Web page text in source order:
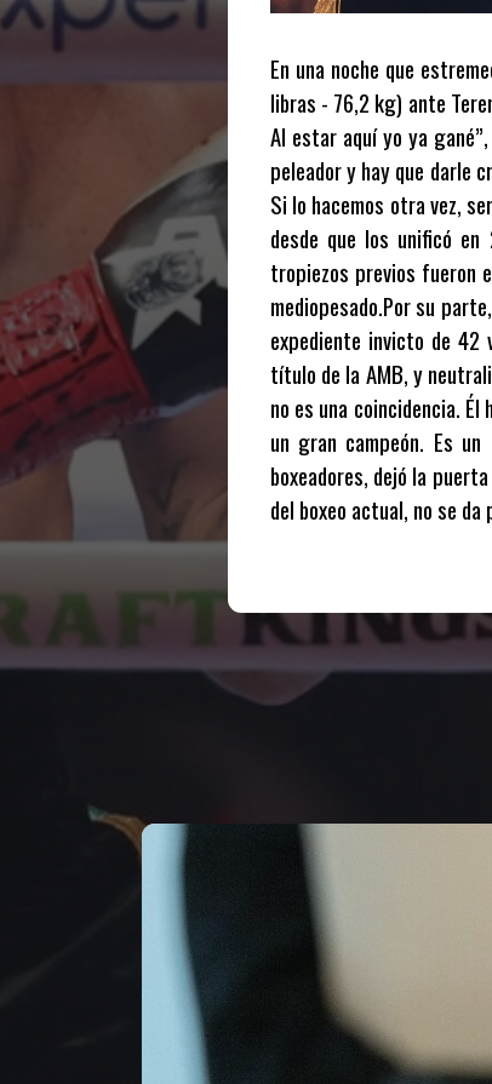
En una noche que
libras - 76,2 kg) ante
Al estar aquí yo ya
peleador y hay que darle
Si lo hacemos otra vez,
desde que los unificó
tropiezos previos fueron
mediopesado.Por su
expediente invicto de
título de la AMB, y
no es una coincidencia.
un gran campeón. Es
boxeadores, dejó la
del boxeo actual, no se